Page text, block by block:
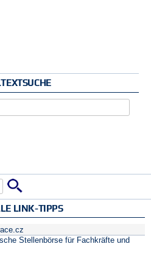
LINK-TIPPS
Stellenbörse für Fachkräfte und